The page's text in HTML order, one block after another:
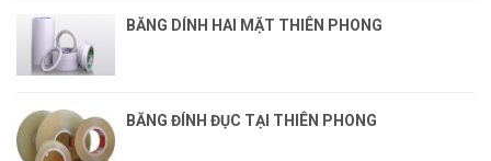
BĂNG DÍNH HAI MẶT THIÊN PHONG
BĂNG ĐÍNH ĐỤC TẠI THIÊN PHONG